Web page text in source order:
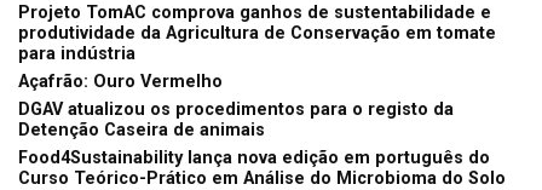
Projeto TomAC comprova ganhos de sustentabilidade e
produtividade da Agricultura de Conservação em tomate
para indústria
Açafrão: Ouro Vermelho
DGAV atualizou os procedimentos para o registo da
Detenção Caseira de animais
Food4Sustainability lança nova edição em português do
Curso Teórico-Prático em Análise do Microbioma do Solo